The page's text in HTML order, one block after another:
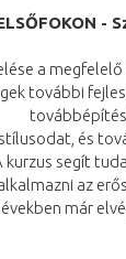
a
további
és
segít
az
már